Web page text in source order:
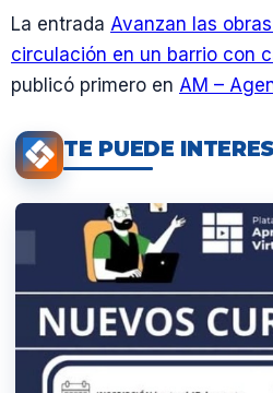
La entrada Avanzan las
circulación en un barrio con
publicó primero en AM –
TE PUEDE